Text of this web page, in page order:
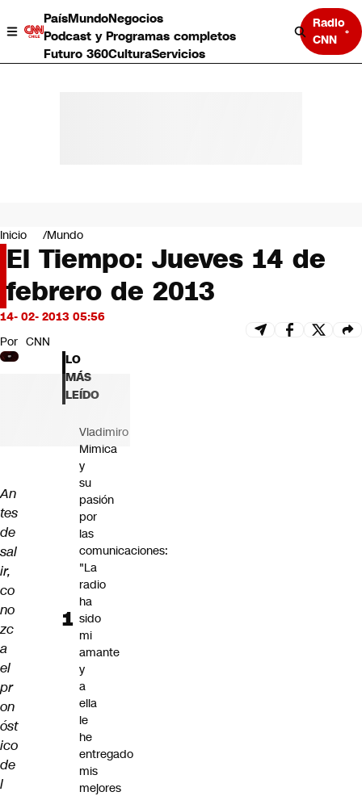
PaísMundoNegocios
Podcast y Programas completos
Futuro 360CulturaServicios
Radio
CNN
Negocios
Deportes
Programas completos
Cultura
Servicios
Bits
CNN Data
CNN tiempo
Futuro 360
Inicio Mundo
El Tiempo: Jueves 14 de
febrero de 2013
14- 02- 2013 05:56
Por CNN
An
tes
de
sal
ir,
co
no
zc
a
el
pr
on
óst
ico
de
l
LO
MÁS
LEÍDO
Vladimiro
Mimica
y
su
pasión
por
las
comunicaciones:
"La
radio
ha
sido
mi
amante
y
a
ella
le
he
entregado
mis
mejores